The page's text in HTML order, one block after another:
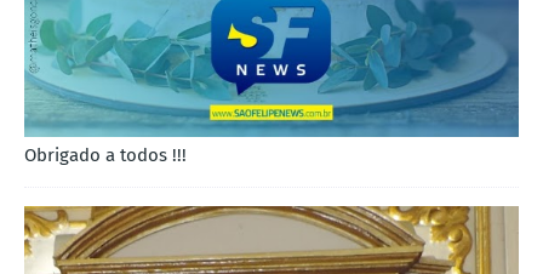
Obrigado a todos !!!